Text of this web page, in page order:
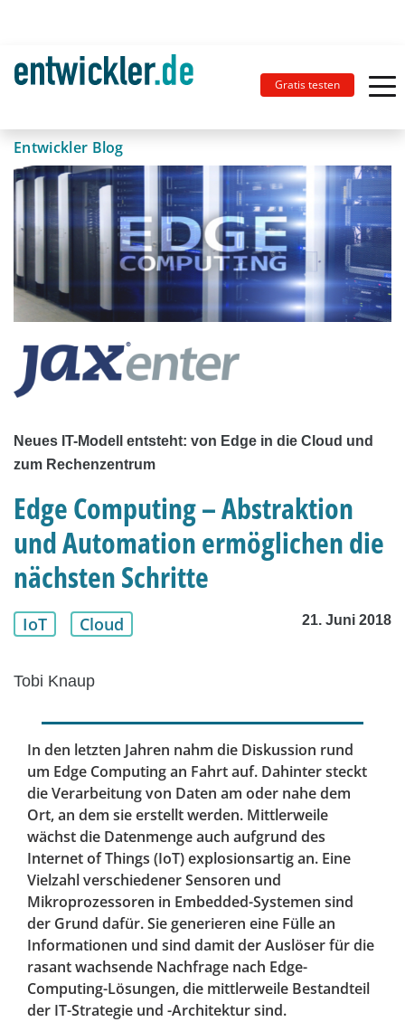
Gratis testen
Entwickler Blog
Neues IT-Modell entsteht: von Edge in die Cloud und
zum Rechenzentrum
Edge Computing – Abstraktion
und Automation ermöglichen die
nächsten Schritte
IoT Cloud 21. Juni 2018
Tobi Knaup
In den letzten Jahren nahm die Diskussion rund
um Edge Computing an Fahrt auf. Dahinter steckt
die Verarbeitung von Daten am oder nahe dem
Ort, an dem sie erstellt werden. Mittlerweile
wächst die Datenmenge auch aufgrund des
Internet of Things (IoT) explosionsartig an. Eine
Vielzahl verschiedener Sensoren und
Mikroprozessoren in Embedded-Systemen sind
der Grund dafür. Sie generieren eine Fülle an
Informationen und sind damit der Auslöser für die
rasant wachsende Nachfrage nach Edge-
Computing-Lösungen, die mittlerweile Bestandteil
der IT-Strategie und -Architektur sind.